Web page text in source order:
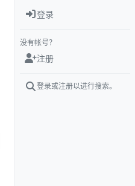
登录
没有帐号？
注册
登录或注册以进行搜索。